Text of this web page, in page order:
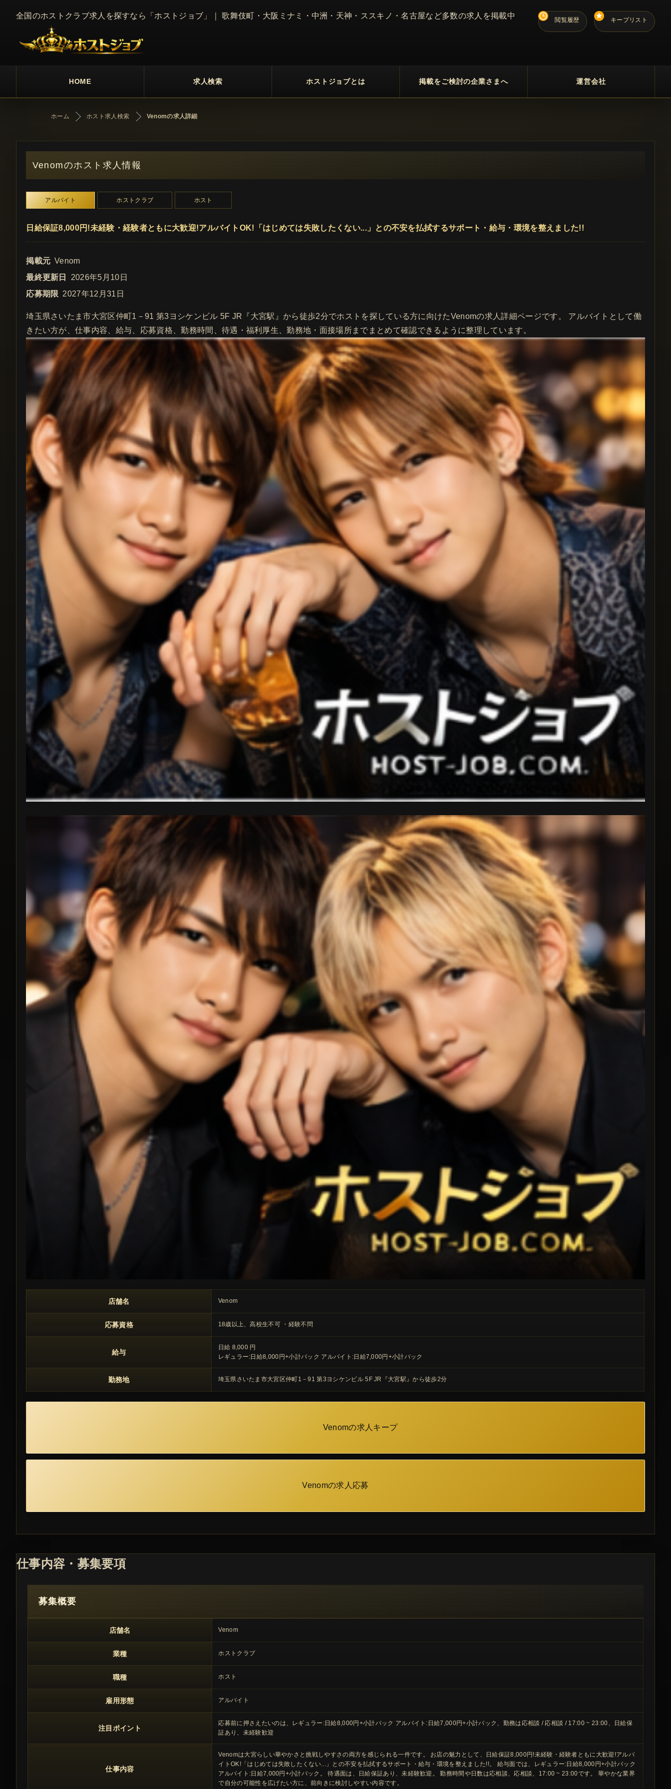
全国のホストクラブ求人を探すなら「ホストジョブ」｜ 歌舞伎町・大阪ミナミ・中洲・天神・ススキノ・名古屋など多数の求人を掲載中 閲覧履歴 キープリスト
HOME 求人検索 ホストジョブとは 掲載をご検討の企業さまへ 運営会社
ホーム ホスト求人検索 Venomの求人詳細
Venomのホスト求人情報
アルバイト ホストクラブ ホスト
日給保証8,000円!未経験・経験者ともに大歓迎!アルバイトOK!「はじめては失敗したくない...」との不安を払拭するサポート・給与・環境を整えました!!
掲載元 Venom
最終更新日
2026年5月10日
応募期限 2027年12月31日
埼玉県さいたま市大宮区仲町1－91 第3ヨシケンビル 5F JR『大宮駅』から徒歩2分でホストを探している方に向けたVenomの求人詳細ページです。 アルバイトとして働
きたい方が、仕事内容、給与、応募資格、勤務時間、待遇・福利厚生、勤務地・面接場所までまとめて確認できるように整理しています。
この求人の注目ポイント
店舗名 Venom
応募資格 18歳以上、高校生不可 ・経験不問
給与
日給 8,000 円
レギュラー:日給8,000円+小計バック アルバイト:日給7,000円+小計バック
勤務地 埼玉県さいたま市大宮区仲町1－91 第3ヨシケンビル 5F JR『大宮駅』から徒歩2分
Venomの求人キープ
Venomの求人応募
仕事内容・募集要項
募集概要
店舗名 Venom
業種 ホストクラブ
職種 ホスト
雇用形態 アルバイト
注目ポイント
応募前に押さえたいのは、レギュラー:日給8,000円+小計バック アルバイト:日給7,000円+小計バック、勤務は応相談 / 応相談 / 17:00 ~ 23:00、日給保
証あり、未経験歓迎
仕事内容
Venomは大宮らしい華やかさと挑戦しやすさの両方を感じられる一件です。 お店の魅力として、日給保証8,000円!未経験・経験者ともに大歓迎!アルバ
イトOK!「はじめては失敗したくない...」との不安を払拭するサポート・給与・環境を整えました!!。 給与面では、レギュラー:日給8,000円+小計バック
アルバイト:日給7,000円+小計バック。 待遇面は、日給保証あり、未経験歓迎。 勤務時間や日数は応相談、応相談、17:00 ~ 23:00です。 華やかな業界
で自分の可能性を広げたい方に、前向きに検討しやすい内容です。